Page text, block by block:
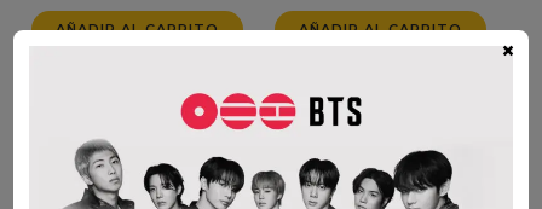
AÑADIR AL CARRITO AÑADIR AL CARRITO
×